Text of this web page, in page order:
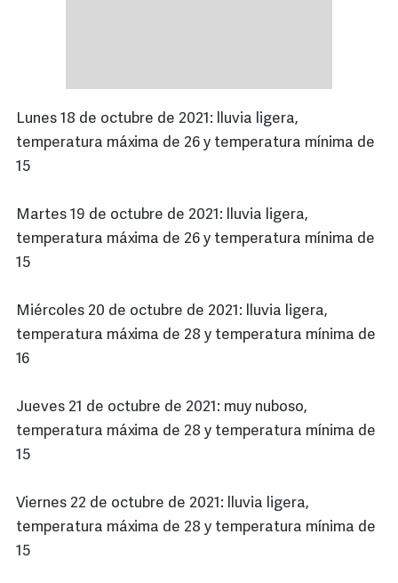
Lunes 18 de octubre de 2021: lluvia ligera,
temperatura máxima de 26 y temperatura mínima de
15
Martes 19 de octubre de 2021: lluvia ligera,
temperatura máxima de 26 y temperatura mínima de
15
Miércoles 20 de octubre de 2021: lluvia ligera,
temperatura máxima de 28 y temperatura mínima de
16
Jueves 21 de octubre de 2021: muy nuboso,
temperatura máxima de 28 y temperatura mínima de
15
Viernes 22 de octubre de 2021: lluvia ligera,
temperatura máxima de 28 y temperatura mínima de
15